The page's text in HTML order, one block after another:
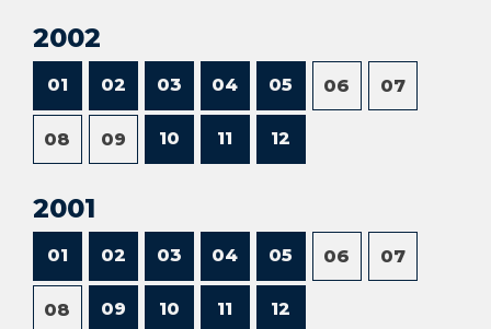
2002
01 02 03 04 05 06 07
08 09 10 11 12
2001
01 02 03 04 05 06 07
08 09 10 11 12